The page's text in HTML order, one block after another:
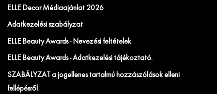
ELLE Decor Médiaajánlat 2026
Adatkezelési szabályzat
ELLE Beauty Awards - Nevezési feltételek
ELLE Beauty Awards - Adatkezelési tájékoztató.
SZABÁLYZAT a jogellenes tartalmú hozzászólások elleni
fellépésről